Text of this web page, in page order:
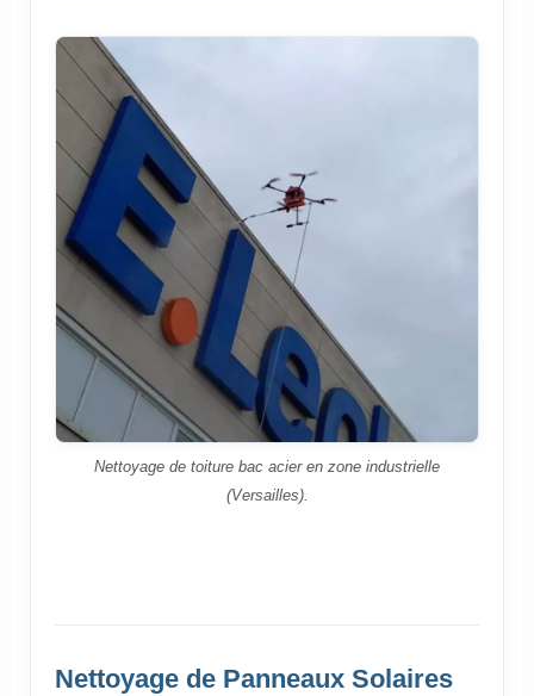
Nettoyage de toiture bac acier en zone industrielle
(Versailles).
Nettoyage de Panneaux Solaires